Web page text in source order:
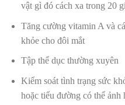
vật gì đó cách xa trong 20
Tăng cường vitamin A và
khỏe cho đôi mắt
Tập thể dục thường xuyên
Kiểm soát tình trạng sức
hoặc tiểu đường có thể